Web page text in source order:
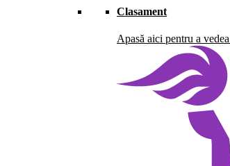
Clasament
Apasă aici pentru a